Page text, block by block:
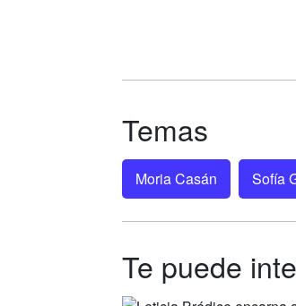
Temas
Moria Casán Sofía
Te puede